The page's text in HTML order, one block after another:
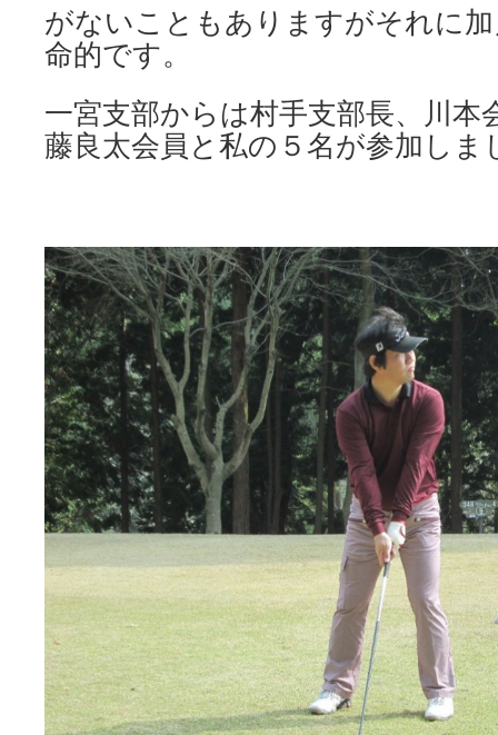
がないこともありますがそれに
命的です。
一宮支部からは村手支部長、川本
藤良太会員と私の５名が参加しま